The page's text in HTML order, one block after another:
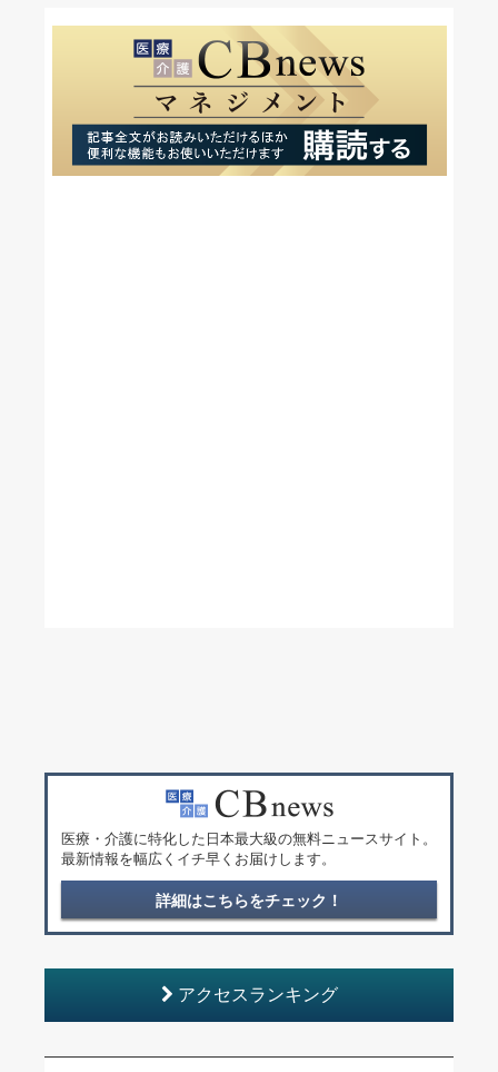
医療・介護に特化した日本最大級の無料ニュースサイト。
最新情報を幅広くイチ早くお届けします。
詳細はこちらをチェック！
アクセスランキング